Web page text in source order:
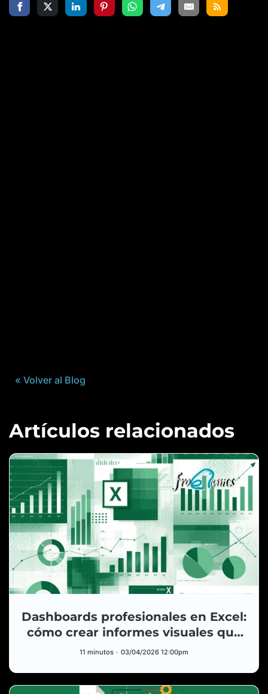
« Volver al Blog
Artículos relacionados
Dashboards profesionales en Excel:
cómo crear informes visuales que
se entienden de un vistazo
11 minutos 03/04/2026 12:00pm